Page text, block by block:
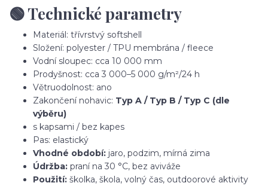
🟢 Technické parametry
Materiál: třívrstvý softshell
Složení: polyester / TPU membrána / fleece
Vodní sloupec: cca 10 000 mm
Prodyšnost: cca 3 000–5 000 g/m²/24 h
Větruodolnost: ano
Zakončení nohavic: Typ A / Typ B / Typ C (dle
výběru)
s kapsami / bez kapes
Pas: elastický
Vhodné období: jaro, podzim, mírná zima
Údržba: praní na 30 °C, bez aviváže
Použití: školka, škola, volný čas, outdoorové aktivity